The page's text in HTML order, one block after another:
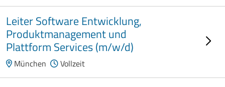
Leiter Software Entwicklung,
Produktmanagement und
Plattform Services (m/w/d)
München Vollzeit